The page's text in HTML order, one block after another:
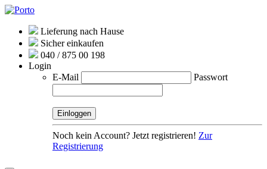
Lieferung nach Hause
Sicher einkaufen
040 / 875 00 198
Login
E-Mail
Passwort
Noch kein Account? Jetzt registrieren! Zur
Registrierung